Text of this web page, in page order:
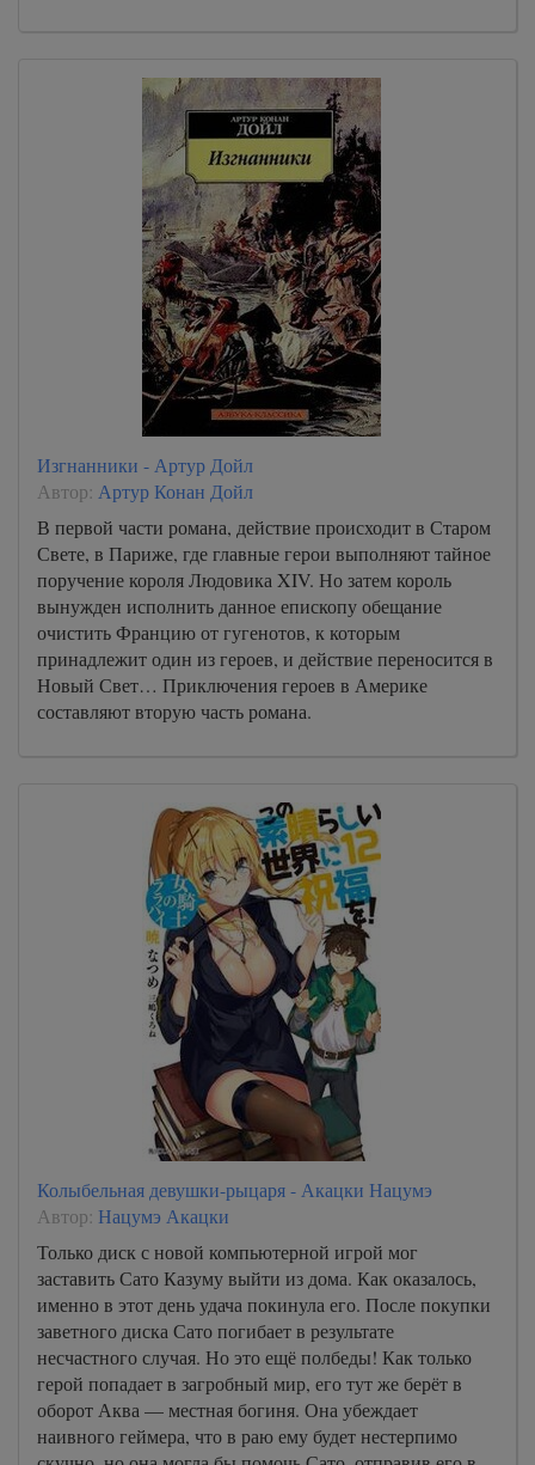
Изгнанники - Артур Дойл
Автор: Артур Конан Дойл
В первой части романа, действие происходит в Старом
Свете, в Париже, где главные герои выполняют тайное
поручение короля Людовика XIV. Но затем король
вынужден исполнить данное епископу обещание
очистить Францию от гугенотов, к которым
принадлежит один из героев, и действие переносится в
Новый Свет… Приключения героев в Америке
составляют вторую часть романа.
Колыбельная девушки-рыцаря - Акацки Нацумэ
Автор: Нацумэ Акацки
Только диск с новой компьютерной игрой мог
заставить Сато Казуму выйти из дома. Как оказалось,
именно в этот день удача покинула его. После покупки
заветного диска Сато погибает в результате
несчастного случая. Но это ещё полбеды! Как только
герой попадает в загробный мир, его тут же берёт в
оборот Аква — местная богиня. Она убеждает
наивного геймера, что в раю ему будет нестерпимо